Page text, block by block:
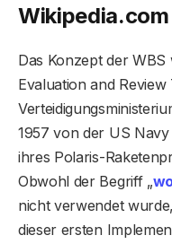
Das Konzept der
Evaluation and
1957 von der US
ihres Polaris-
Obwohl der Begriff „
nicht verwendet
dieser ersten